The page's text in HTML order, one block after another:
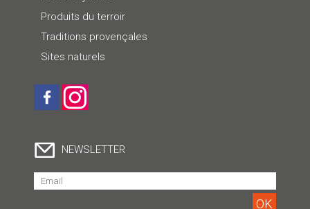
Produits du terroir
Traditions provençales
Sites naturels
NEWSLETTER